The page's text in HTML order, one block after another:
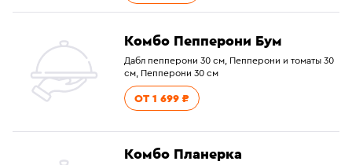
Комбо Пепперони Бум
Дабл пепперони 30 см, Пепперони и томаты 30
см, Пепперони 30 см
ОТ 1 699 ₽
Комбо Планерка